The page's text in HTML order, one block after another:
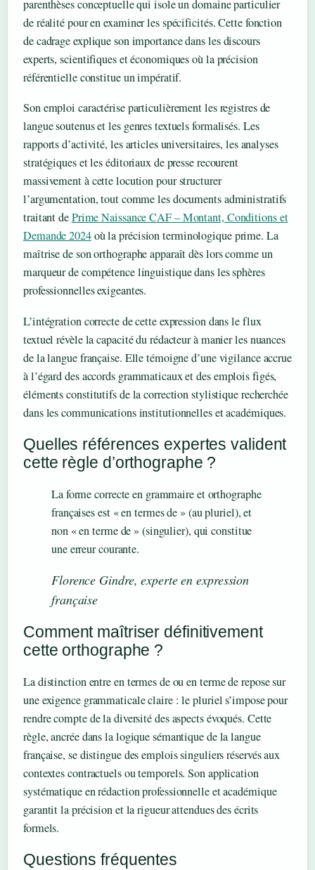
parenthèses conceptuelle qui isole un domaine particulier
de réalité pour en examiner les spécificités. Cette fonction
de cadrage explique son importance dans les discours
experts, scientifiques et économiques où la précision
référentielle constitue un impératif.
Son emploi caractérise particulièrement les registres de
langue soutenus et les genres textuels formalisés. Les
rapports d’activité, les articles universitaires, les analyses
stratégiques et les éditoriaux de presse recourent
massivement à cette locution pour structurer
l’argumentation, tout comme les documents administratifs
traitant dePrime Naissance CAF – Montant, Conditions et
Demande 2024où la précision terminologique prime. La
maîtrise de son orthographe apparaît dès lors comme un
marqueur de compétence linguistique dans les sphères
professionnelles exigeantes.
L’intégration correcte de cette expression dans le flux
textuel révèle la capacité du rédacteur à manier les nuances
de la langue française. Elle témoigne d’une vigilance accrue
à l’égard des accords grammaticaux et des emplois figés,
éléments constitutifs de la correction stylistique recherchée
dans les communications institutionnelles et académiques.
Quelles références expertes valident
cette règle d’orthographe ?
La forme correcte en grammaire et orthographe
françaises est « en termes de » (au pluriel), et
non « en terme de » (singulier), qui constitue
une erreur courante.
Florence Gindre, experte en expression
française
Comment maîtriser définitivement
cette orthographe ?
La distinction entre en termes de ou en terme de repose sur
une exigence grammaticale claire : le pluriel s’impose pour
rendre compte de la diversité des aspects évoqués. Cette
règle, ancrée dans la logique sémantique de la langue
française, se distingue des emplois singuliers réservés aux
contextes contractuels ou temporels. Son application
systématique en rédaction professionnelle et académique
garantit la précision et la rigueur attendues des écrits
formels.
Questions fréquentes